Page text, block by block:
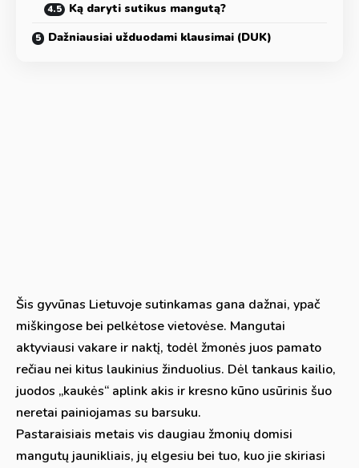
Ką daryti sutikus mangutą?
Dažniausiai užduodami klausimai (DUK)
Šis gyvūnas Lietuvoje sutinkamas gana dažnai, ypač
miškingose bei pelkėtose vietovėse. Mangutai
aktyviausi vakare ir naktį, todėl žmonės juos pamato
rečiau nei kitus laukinius žinduolius. Dėl tankaus kailio,
juodos „kaukės“ aplink akis ir kresno kūno usūrinis šuo
neretai painiojamas su barsuku.
Pastaraisiais metais vis daugiau žmonių domisi
mangutų jaunikliais, jų elgesiu bei tuo, kuo jie skiriasi